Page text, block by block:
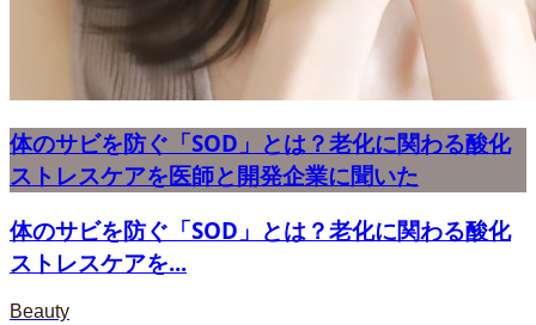
体のサビを防ぐ「SOD」とは？老化に関わる酸化
ストレスケアを医師と開発企業に聞いた
体のサビを防ぐ「SOD」とは？老化に関わる酸化
ストレスケアを...
Beauty